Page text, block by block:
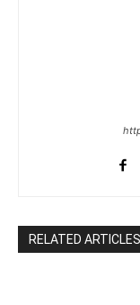
RELATED ARTICLES